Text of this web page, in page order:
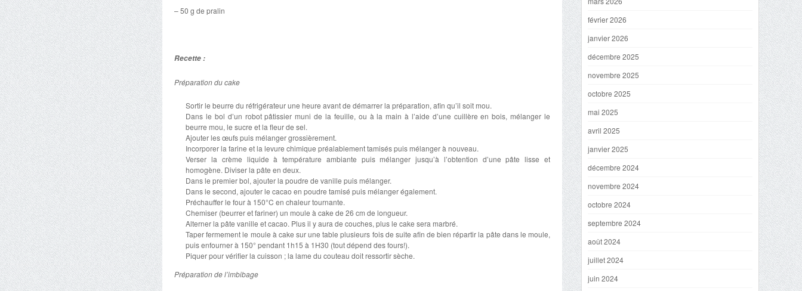
– 50 g de pralin
Recette :
Préparation du cake
Sortir le beurre du réfrigérateur une heure avant de démarrer la préparation, afin qu’il soit mou.
Dans le bol d’un robot pâtissier muni de la feuille, ou à la main à l’aide d’une cuillère en bois, mélanger le
beurre mou, le sucre et la fleur de sel.
Ajouter les œufs puis mélanger grossièrement.
Incorporer la farine et la levure chimique préalablement tamisés puis mélanger à nouveau.
Verser la crème liquide à température ambiante puis mélanger jusqu’à l’obtention d’une pâte lisse et
homogène. Diviser la pâte en deux.
Dans le premier bol, ajouter la poudre de vanille puis mélanger.
Dans le second, ajouter le cacao en poudre tamisé puis mélanger également.
Préchauffer le four à 150°C en chaleur tournante.
Chemiser (beurrer et fariner) un moule à cake de 26 cm de longueur.
Alterner la pâte vanille et cacao. Plus il y aura de couches, plus le cake sera marbré.
Taper fermement le moule à cake sur une table plusieurs fois de suite afin de bien répartir la pâte dans le moule,
puis enfourner à 150° pendant 1h15 à 1H30 (tout dépend des fours!).
Piquer pour vérifier la cuisson ; la lame du couteau doit ressortir sèche.
Préparation de l’imbibage
février 2026
janvier 2026
décembre 2025
novembre 2025
octobre 2025
mai 2025
avril 2025
janvier 2025
décembre 2024
novembre 2024
octobre 2024
septembre 2024
août 2024
juillet 2024
juin 2024